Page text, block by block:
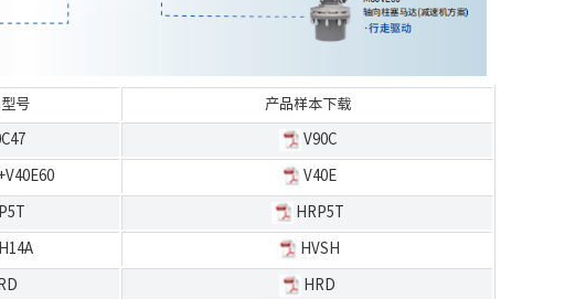
号 产品样本下载
V90C
V40E
HRP5T
HVSH
HRD